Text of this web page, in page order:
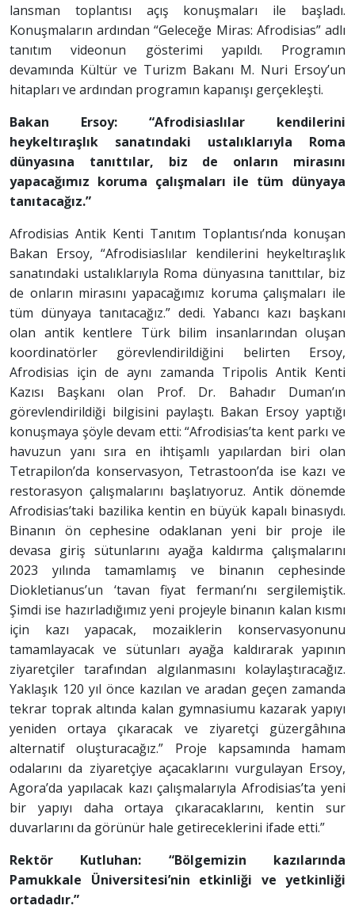
lansman toplantısı açış konuşmaları ile başladı.
Konuşmaların ardından “Geleceğe Miras: Afrodisias” adlı
tanıtım videonun gösterimi yapıldı. Programın
devamında Kültür ve Turizm Bakanı M. Nuri Ersoy’un
hitapları ve ardından programın kapanışı gerçekleşti.
Bakan Ersoy: “Afrodisiaslılar kendilerini
heykeltıraşlık sanatındaki ustalıklarıyla Roma
dünyasına tanıttılar, biz de onların mirasını
yapacağımız koruma çalışmaları ile tüm dünyaya
tanıtacağız.”
Afrodisias Antik Kenti Tanıtım Toplantısı’nda konuşan
Bakan Ersoy, “Afrodisiaslılar kendilerini heykeltıraşlık
sanatındaki ustalıklarıyla Roma dünyasına tanıttılar, biz
de onların mirasını yapacağımız koruma çalışmaları ile
tüm dünyaya tanıtacağız.” dedi. Yabancı kazı başkanı
olan antik kentlere Türk bilim insanlarından oluşan
koordinatörler görevlendirildiğini belirten Ersoy,
Afrodisias için de aynı zamanda Tripolis Antik Kenti
Kazısı Başkanı olan Prof. Dr. Bahadır Duman’ın
görevlendirildiği bilgisini paylaştı. Bakan Ersoy yaptığı
konuşmaya şöyle devam etti: “Afrodisias’ta kent parkı ve
havuzun yanı sıra en ihtişamlı yapılardan biri olan
Tetrapilon’da konservasyon, Tetrastoon’da ise kazı ve
restorasyon çalışmalarını başlatıyoruz. Antik dönemde
Afrodisias’taki bazilika kentin en büyük kapalı binasıydı.
Binanın ön cephesine odaklanan yeni bir proje ile
devasa giriş sütunlarını ayağa kaldırma çalışmalarını
2023 yılında tamamlamış ve binanın cephesinde
Diokletianus’un ‘tavan fiyat fermanı’nı sergilemiştik.
Şimdi ise hazırladığımız yeni projeyle binanın kalan kısmı
için kazı yapacak, mozaiklerin konservasyonunu
tamamlayacak ve sütunları ayağa kaldırarak yapının
ziyaretçiler tarafından algılanmasını kolaylaştıracağız.
Yaklaşık 120 yıl önce kazılan ve aradan geçen zamanda
tekrar toprak altında kalan gymnasiumu kazarak yapıyı
yeniden ortaya çıkaracak ve ziyaretçi güzergâhına
alternatif oluşturacağız.” Proje kapsamında hamam
odalarını da ziyaretçiye açacaklarını vurgulayan Ersoy,
Agora’da yapılacak kazı çalışmalarıyla Afrodisias’ta yeni
bir yapıyı daha ortaya çıkaracaklarını, kentin sur
duvarlarını da görünür hale getireceklerini ifade etti.”
Rektör Kutluhan: “Bölgemizin kazılarında
Pamukkale Üniversitesi’nin etkinliği ve yetkinliği
ortadadır.”